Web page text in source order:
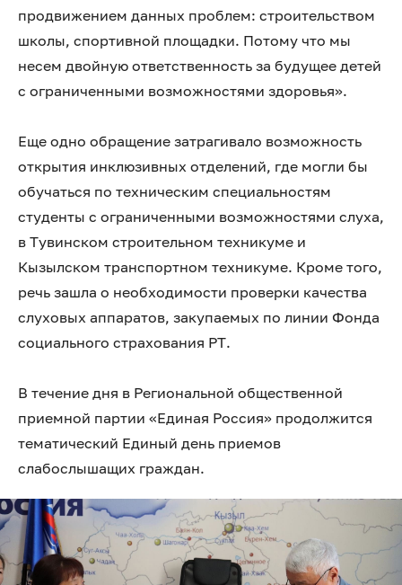
продвижением данных проблем: строительством
школы, спортивной площадки. Потому что мы
несем двойную ответственность за будущее детей
с ограниченными возможностями здоровья».
Еще одно обращение затрагивало возможность
открытия инклюзивных отделений, где могли бы
обучаться по техническим специальностям
студенты с ограниченными возможностями слуха,
в Тувинском строительном техникуме и
Кызылском транспортном техникуме. Кроме того,
речь зашла о необходимости проверки качества
слуховых аппаратов, закупаемых по линии Фонда
социального страхования РТ.
В течение дня в Региональной общественной
приемной партии «Единая Россия» продолжится
тематический Единый день приемов
слабослышащих граждан.